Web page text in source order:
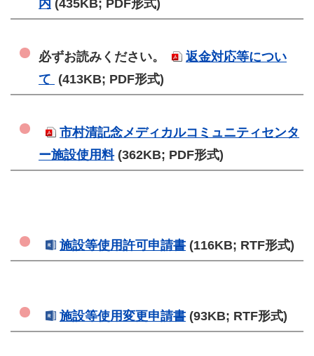
内 (435KB; PDF形式)
必ずお読みください。
返金対応等につい
て (413KB; PDF形式)
市村清記念メディカルコミュニティセンタ
ー施設使用料(362KB; PDF形式)
施設等使用許可申請書 (116KB; RTF形式)
施設等使用変更申請書 (93KB; RTF形式)